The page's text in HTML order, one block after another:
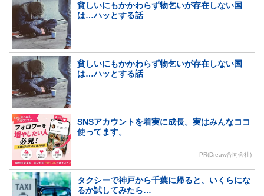
貧しいにもかかわらず物乞いが存在しない国
は…ハッとする話
貧しいにもかかわらず物乞いが存在しない国
は…ハッとする話
SNSアカウントを着実に成長。実はみんなココ
使ってます。
PR(Dreaw合同会社)
タクシーで神戸から千葉に帰ると、いくらにな
るか試してみたら…